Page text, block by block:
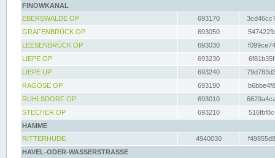
FINOWKANAL
EBERSWALDE OP
693170
GRAFENBRÜCK OP
693050
LEESENBRÜCK OP
693030
LIEPE OP
693230
LIEPE UP
693240
RAGÖSE OP
693190
RUHLSDORF OP
693010
STECHER OP
693210
HAMME
RITTERHUDE
4940030
HAVEL-ODER-WASSERSTRASSE